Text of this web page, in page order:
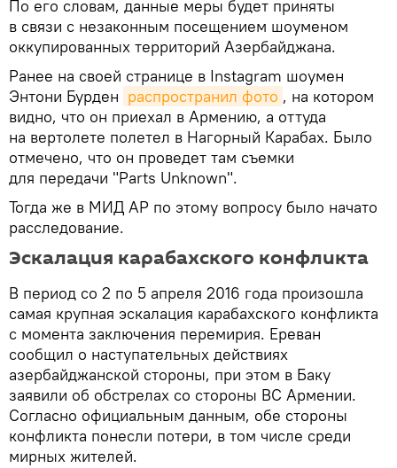
По его словам, данные меры будет приняты
в связи с незаконным посещением шоуменом
оккупированных территорий Азербайджана.
Ранее на своей странице в Instagram шоумен
Энтони Бурден распространил фото , на котором
видно, что он приехал в Армению, а оттуда
на вертолете полетел в Нагорный Карабах. Было
отмечено, что он проведет там съемки
для передачи "Parts Unknown".
Тогда же в МИД АР по этому вопросу было начато
расследование.
Эскалация карабахского конфликта
В период со 2 по 5 апреля 2016 года произошла
самая крупная эскалация карабахского конфликта
с момента заключения перемирия. Ереван
сообщил о наступательных действиях
азербайджанской стороны, при этом в Баку
заявили об обстрелах со стороны ВС Армении.
Согласно официальным данным, обе стороны
конфликта понесли потери, в том числе среди
мирных жителей.